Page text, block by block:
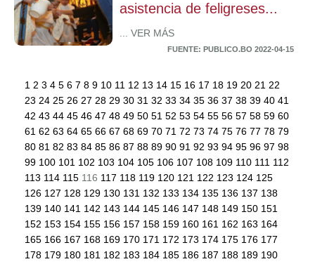
asistencia de feligreses...
... VER MÁS
FUENTE: PUBLICO.BO 2022-04-15
1 2 3 4 5 6 7 8 9 10 11 12 13 14 15 16 17 18 19 20 21 22
23 24 25 26 27 28 29 30 31 32 33 34 35 36 37 38 39 40 41
42 43 44 45 46 47 48 49 50 51 52 53 54 55 56 57 58 59 60
61 62 63 64 65 66 67 68 69 70 71 72 73 74 75 76 77 78 79
80 81 82 83 84 85 86 87 88 89 90 91 92 93 94 95 96 97 98
99 100 101 102 103 104 105 106 107 108 109 110 111 112
113 114 115 116 117 118 119 120 121 122 123 124 125
126 127 128 129 130 131 132 133 134 135 136 137 138
139 140 141 142 143 144 145 146 147 148 149 150 151
152 153 154 155 156 157 158 159 160 161 162 163 164
165 166 167 168 169 170 171 172 173 174 175 176 177
178 179 180 181 182 183 184 185 186 187 188 189 190